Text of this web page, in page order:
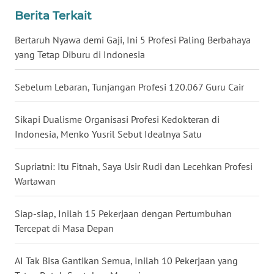
Berita Terkait
Bertaruh Nyawa demi Gaji, Ini 5 Profesi Paling Berbahaya
yang Tetap Diburu di Indonesia
Sebelum Lebaran, Tunjangan Profesi 120.067 Guru Cair
Sikapi Dualisme Organisasi Profesi Kedokteran di
Indonesia, Menko Yusril Sebut Idealnya Satu
Supriatni: Itu Fitnah, Saya Usir Rudi dan Lecehkan Profesi
Wartawan
Siap-siap, Inilah 15 Pekerjaan dengan Pertumbuhan
Tercepat di Masa Depan
AI Tak Bisa Gantikan Semua, Inilah 10 Pekerjaan yang
WN
SUMSEL
BENGKULU
WN
LAMPUNG
WN
JATENG